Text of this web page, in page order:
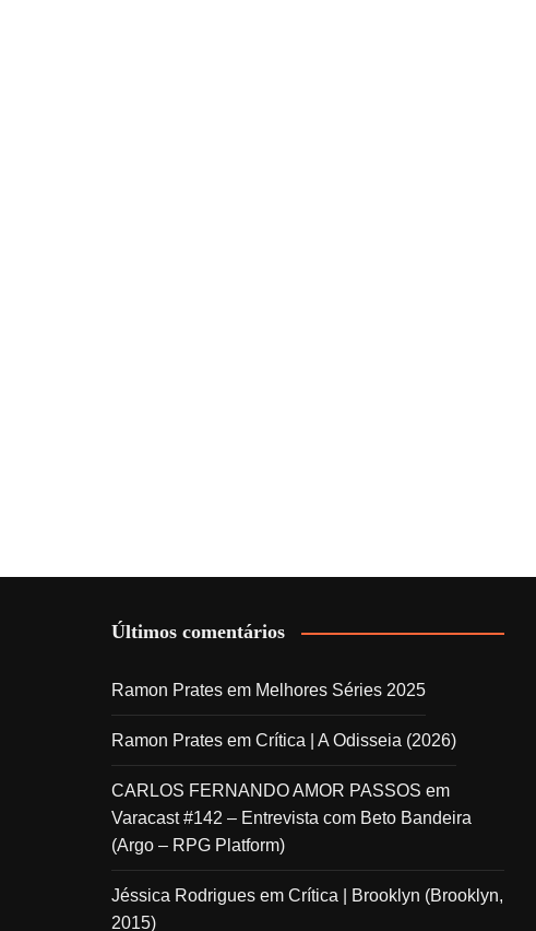
Últimos comentários
Ramon Prates em Melhores Séries 2025
Ramon Prates em Crítica | A Odisseia (2026)
CARLOS FERNANDO AMOR PASSOS em
Varacast #142 – Entrevista com Beto Bandeira
(Argo – RPG Platform)
Jéssica Rodrigues em Crítica | Brooklyn (Brooklyn,
2015)